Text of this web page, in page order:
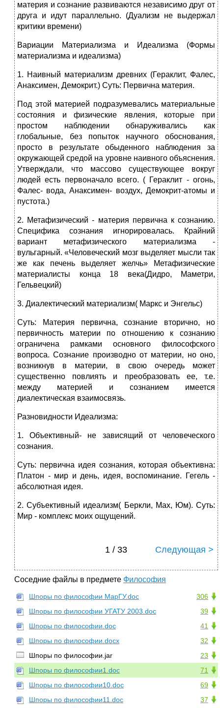
материя и сознание развиваются независимо друг от
друга и идут параллельно. (Дуализм не выдержал
критики времени)
Вариации Материализма и Идеализма (Формы
материализма и идеализма)
1. Наивный материализм древних (Гераклит, Фалес,
Анаксимен, Демокрит.) Суть: Первична материя.
Под этой материей подразумевались материальные
состояния и физические явления, которые при
простом наблюдении обнаруживались как
глобальные, без попыток научного обоснования,
просто в результате обыденного наблюдения за
окружающей средой на уровне наивного объяснения.
Утверждали, что массово существующее вокруг
людей есть первоначало всего. ( Гераклит - огонь,
Фалес- вода, Анаксимен- воздух, Демокрит-атомы и
пустота.)
2. Метафизический - материя первична к сознанию.
Специфика сознания игнорировалась. Крайний
вариант метафизического материализма -
вульгарный. «Человеческий мозг выделяет мысли так
же как печень выделяет желчь» Метафизические
материалисты конца 18 века(Дидро, Маметри,
Гельвецкий)
3. Диалектический материализм( Маркс и Энгельс)
Суть: Материя первична, сознание вторично, но
первичность материи по отношению к сознанию
ограничена рамками основного философского
вопроса. Сознание производно от материи, но оно,
возникнув в материи, в свою очередь может
существенно повлиять и преобразовать ее, т.е.
между материей и сознанием имеется
диалектическая взаимосвязь.
Разновидности Идеализма:
1. Объективный- не зависящий от человеческого
сознания.
Суть: первична идея сознания, которая объективна:
Платон - мир и день, идея, воспоминание. Гегель -
абсолютная идея.
2. Субъективный идеализм( Беркли, Мах, Юм). Суть:
Мир - комплекс моих ощущений.
1 / 33 Следующая >
Соседние файлы в предмете Философия
306
Шпоры по философии МарГУ.doc
39
Шпоры по философии УГАТУ 2003.doc
41
Шпоры по философии.doc
32
Шпоры по философии.docx
23
Шпоры по философии.jar
71
Шпоры по философии1.doc
69
Шпоры по философии10.doc
37
Шпоры по философии11.doc